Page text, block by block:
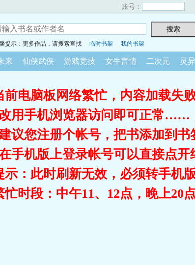
账号：
提示：更多作品，请搜索查找 临时书架 我的书架
来 仙侠武侠 游戏竞技 女生言情 二次元 灵
前电脑板网络繁忙，内容加载
用手机浏览器访问即可正常……
议您注册个帐号，把书添加到书
手机版上登录帐号可以直接点开
示：此时刷新无效，必须转手机
忙时段：中午11、12点，晚上20